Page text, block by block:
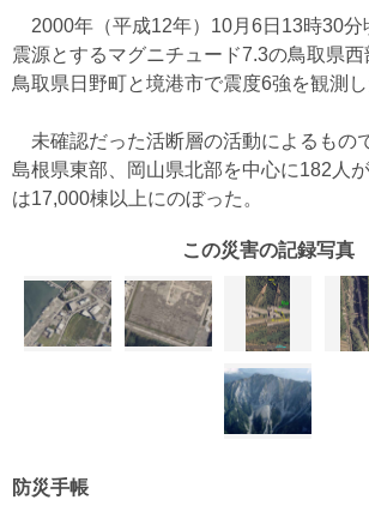
2000年（平成12年）10月6日13時30分
震源とするマグニチュード7.3の鳥取県西
鳥取県日野町と境港市で震度6強を観測し
未確認だった活断層の活動によるもの
島根県東部、岡山県北部を中心に182人
は17,000棟以上にのぼった。
この災害の記録写真
防災手帳